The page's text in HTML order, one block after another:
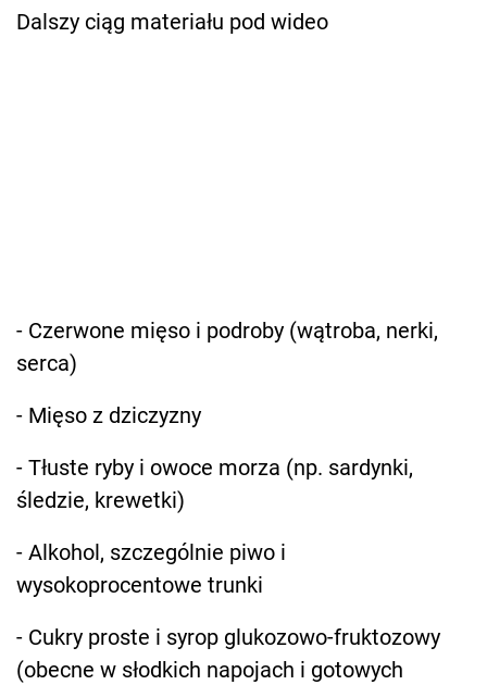
Dalszy ciąg materiału pod wideo
- Czerwone mięso i podroby (wątroba, nerki,
serca)
- Mięso z dziczyzny
- Tłuste ryby i owoce morza (np. sardynki,
śledzie, krewetki)
- Alkohol, szczególnie piwo i
wysokoprocentowe trunki
- Cukry proste i syrop glukozowo-fruktozowy
(obecne w słodkich napojach i gotowych